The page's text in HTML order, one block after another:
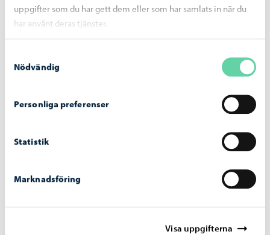
uppgifter som du har gett dem eller som har samlats in när du
har använt deras tjänster.
Nödvändig
Personliga preferenser
Statistik
Marknadsföring
Visa uppgifterna
Skolorna i Borgå börjar på onsdag – man
grundläggande färdigheter